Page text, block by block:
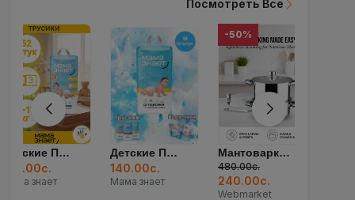
Посмотреть Все
140.00с.
Мама знает
-50%
480.00с.
240.00с.
3,200.00с.
city set